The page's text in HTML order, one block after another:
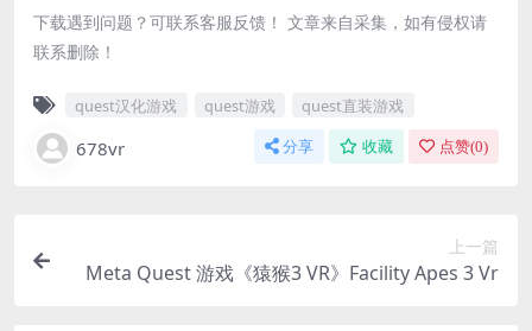
下载遇到问题？可联系客服反馈！ 文章来自采集，如有侵权请
联系删除！
quest汉化游戏 quest游戏 quest直装游戏
678vr 分享 收藏 点赞(0)
上一篇
Meta Quest 游戏《猿猴3 VR》Facility Apes 3 Vr